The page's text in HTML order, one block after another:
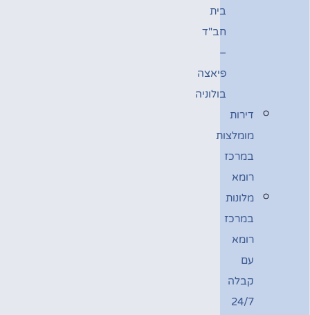
בית
חב"ד
–
פיאצה
בולוניה
דירות
מומלצות
במרכז
רומא
מלונות
במרכז
רומא
עם
קבלה
24/7